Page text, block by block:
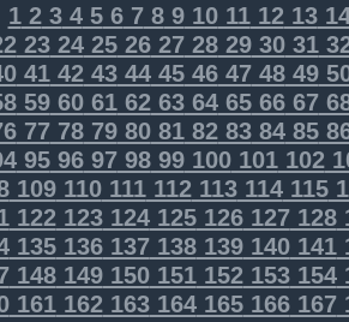
12345678910111213
232425262728293031
414243444546474849
596061626364656667
777879808182838485
9596979899100101102
109110111112113114115
122123124125126127128
135136137138139140141
148149150151152153154
161162163164165166167